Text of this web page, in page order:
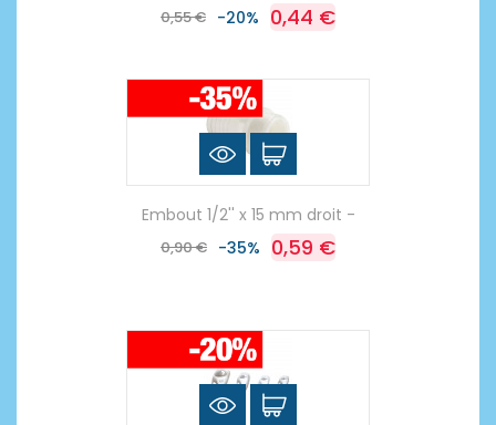
0,55 € -20% 0,44 €
Embout 1/2'' x 15 mm droit -
0,90 € -35% 0,59 €